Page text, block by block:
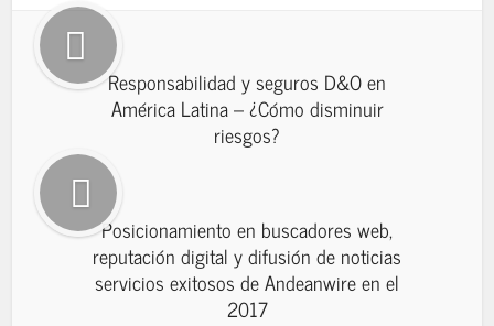
Responsabilidad y seguros D&O en
América Latina – ¿Cómo disminuir
riesgos?
Posicionamiento en buscadores web,
reputación digital y difusión de noticias
servicios exitosos de Andeanwire en el
2017